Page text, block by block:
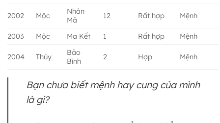
2002 Mộc
Nhân
Mã
12 Rất hợp Mệnh
2003 Mộc Ma Kết 1 Rất hợp Mệnh
2004 Thủy
Bảo
Bình
2 Hợp Mệnh
Bạn chưa biết mệnh hay cung của mình
là gì?